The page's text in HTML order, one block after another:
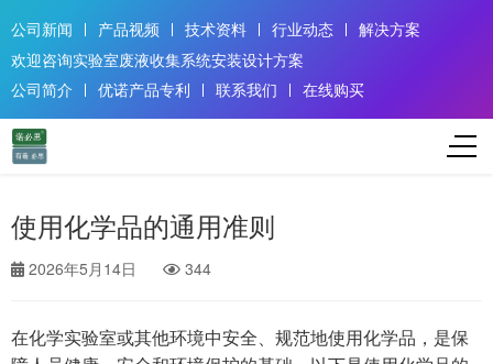
公司新闻 产品视频 技术资料 行业动态
解决方案
欢迎咨询实验室废液收集系统安装设计方案
公司简介
优诺产品专利 联系我们 在线购买
使用化学品的通用准则
2026年5月14日 344
在化学实验室或其他环境中安全、规范地使用化学品，是保